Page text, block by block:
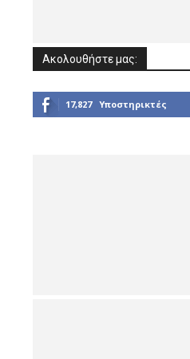
Ακολουθήστε μας:
17,827 Υποστηρικτές